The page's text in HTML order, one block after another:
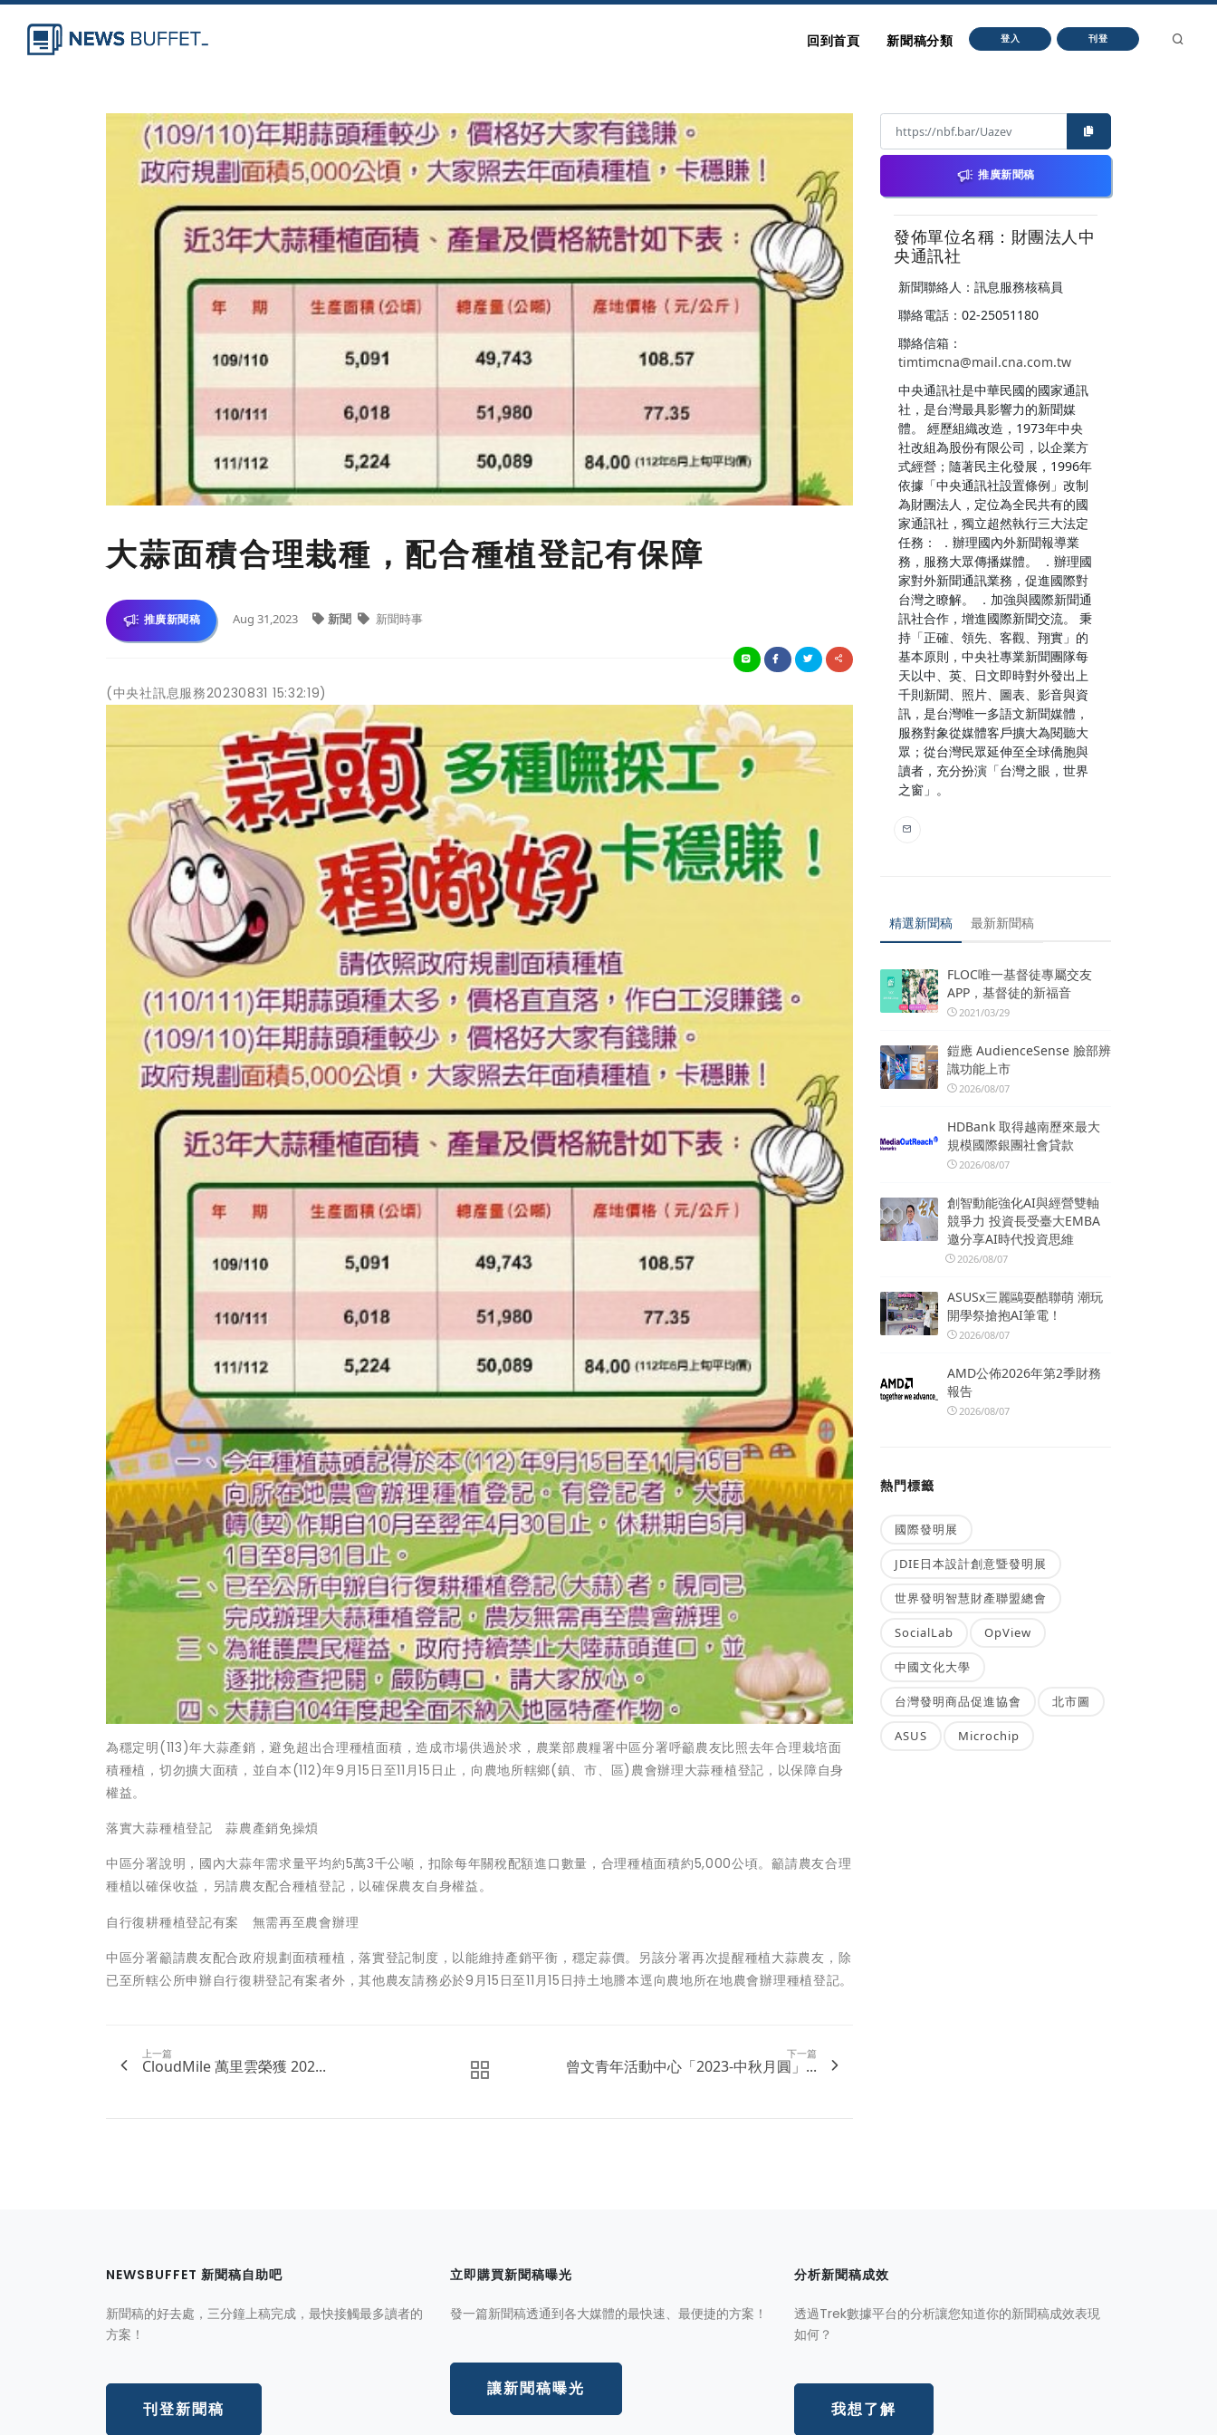
回到首頁 新聞稿分類 登入 刊登
大蒜面積合理栽種，配合種植登記有保障
推廣新聞稿 Aug 31,2023 新聞 新聞時事
(中央社訊息服務20230831 15:32:19)
為穩定明(113)年大蒜產銷，避免超出合理種植面積，造成市場供過於求，農業部農糧署中區分署呼籲農友比照去年合理栽培面
積種植，切勿擴大面積，並自本(112)年9月15日至11月15日止，向農地所轄鄉(鎮、市、區)農會辦理大蒜種植登記，以保障自身
權益。
落實大蒜種植登記 蒜農產銷免操煩
中區分署說明，國內大蒜年需求量平均約5萬3千公噸，扣除每年關稅配額進口數量，合理種植面積約5,000公頃。籲請農友合理
種植以確保收益，另請農友配合種植登記，以確保農友自身權益。
自行復耕種植登記有案 無需再至農會辦理
中區分署籲請農友配合政府規劃面積種植，落實登記制度，以能維持產銷平衡，穩定蒜價。另該分署再次提醒種植大蒜農友，除
已至所轄公所申辦自行復耕登記有案者外，其他農友請務必於9月15日至11月15日持土地謄本逕向農地所在地農會辦理種植登記。
上一篇
CloudMile 萬里雲榮獲 202...
下一篇
曾文青年活動中心「2023-中秋月圓」...
推廣新聞稿
發佈單位名稱：財團法人中
央通訊社
新聞聯絡人：訊息服務核稿員
聯絡電話：02-25051180
聯絡信箱：
timtimcna@mail.cna.com.tw
中央通訊社是中華民國的國家通訊
社，是台灣最具影響力的新聞媒
體。 經歷組織改造，1973年中央
社改組為股份有限公司，以企業方
式經營；隨著民主化發展，1996年
依據「中央通訊社設置條例」改制
為財團法人，定位為全民共有的國
家通訊社，獨立超然執行三大法定
任務： ．辦理國內外新聞報導業
務，服務大眾傳播媒體。 ．辦理國
家對外新聞通訊業務，促進國際對
台灣之瞭解。 ．加強與國際新聞通
訊社合作，增進國際新聞交流。 秉
持「正確、領先、客觀、翔實」的
基本原則，中央社專業新聞團隊每
天以中、英、日文即時對外發出上
千則新聞、照片、圖表、影音與資
訊，是台灣唯一多語文新聞媒體，
服務對象從媒體客戶擴大為閱聽大
眾；從台灣民眾延伸至全球僑胞與
讀者，充分扮演「台灣之眼，世界
之窗」。
精選新聞稿 最新新聞稿
FLOC唯一基督徒專屬交友
APP，基督徒的新福音
2021/03/29
鎧應 AudienceSense 臉部辨
識功能上市
2026/08/07
HDBank 取得越南歷來最大
規模國際銀團社會貸款
2026/08/07
創智動能強化AI與經營雙軸
競爭力 投資長受臺大EMBA
邀分享AI時代投資思維
2026/08/07
ASUSx三麗鷗耍酷聯萌 潮玩
開學祭搶抱AI筆電！
2026/08/07
AMD公佈2026年第2季財務
報告
2026/08/07
熱門標籤
國際發明展
JDIE日本設計創意暨發明展
世界發明智慧財產聯盟總會
SocialLab OpView
中國文化大學
台灣發明商品促進協會 北市圖
ASUS Microchip
NEWSBUFFET 新聞稿自助吧
新聞稿的好去處，三分鐘上稿完成，最快接觸最多讀者的
方案！
刊登新聞稿
立即購買新聞稿曝光
發一篇新聞稿透通到各大媒體的最快速、最便捷的方案！
讓新聞稿曝光
分析新聞稿成效
透過Trek數據平台的分析讓您知道你的新聞稿成效表現
如何？
我想了解